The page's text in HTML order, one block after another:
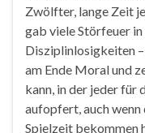
Zwölfter, lange Zeit
gab viele Störfeuer in
Disziplinlosigkeiten
am Ende Moral und
kann, in der jeder für
aufopfert, auch wenn
Spielzeit bekommen